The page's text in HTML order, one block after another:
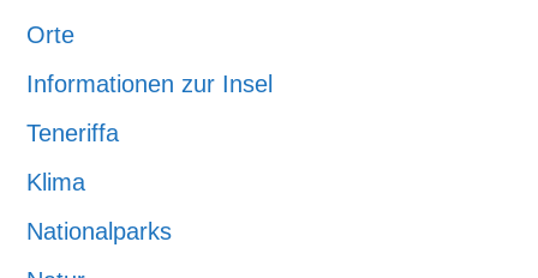
Orte
Informationen zur Insel
Teneriffa
Klima
Nationalparks